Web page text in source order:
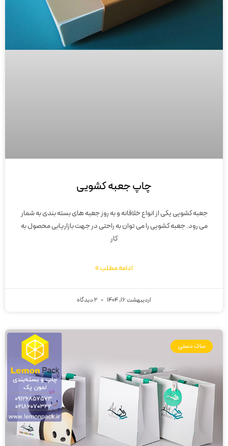
چاپ جعبه کشویی
جعبه کشویی یکی از انواع خلاقانه و به روز جعبه های بسته بندی به شمار
می رود. جعبه کشویی را می توان به راحتی در جهت بازاریابی محصول به
کار
ادامه مطلب »
اردیبهشت 16, 1404
ساک دستی